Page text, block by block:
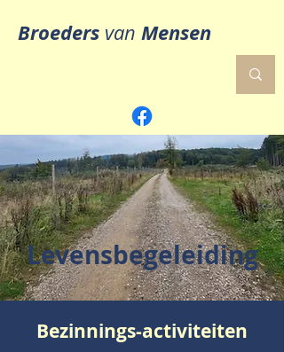
Broeders van Mensen
Levensbegeleiding
Bezinnings-activiteiten